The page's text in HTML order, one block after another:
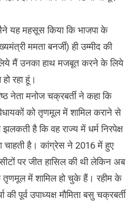
यह महसूस किया कि भाजपा के
ममता बनर्जी) ही उम्मीद की
मैं उनका हाथ मजबूत करने के लिये
रहा हूं।
नेता मनोज चक्रबर्ती ने कहा कि
को तृणमूल में शामिल कराने से
है कि वह राज्य में धर्म निरपेक्ष
चाहती है। कांग्रेस ने 2016 में हुए
पर जीत हासिल की थी लेकिन अब
तृणमूल में शामिल हो चुके हैं। रहीम के
की पूर्व उपाध्यक्ष मौमिता बसु चक्रबर्ती